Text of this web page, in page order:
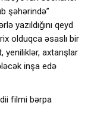
şəhərində”
yazıldığını qeyd
olduqca əsaslı bir
yeniliklər, axtarışlar
inşa edə
filmi bərpa